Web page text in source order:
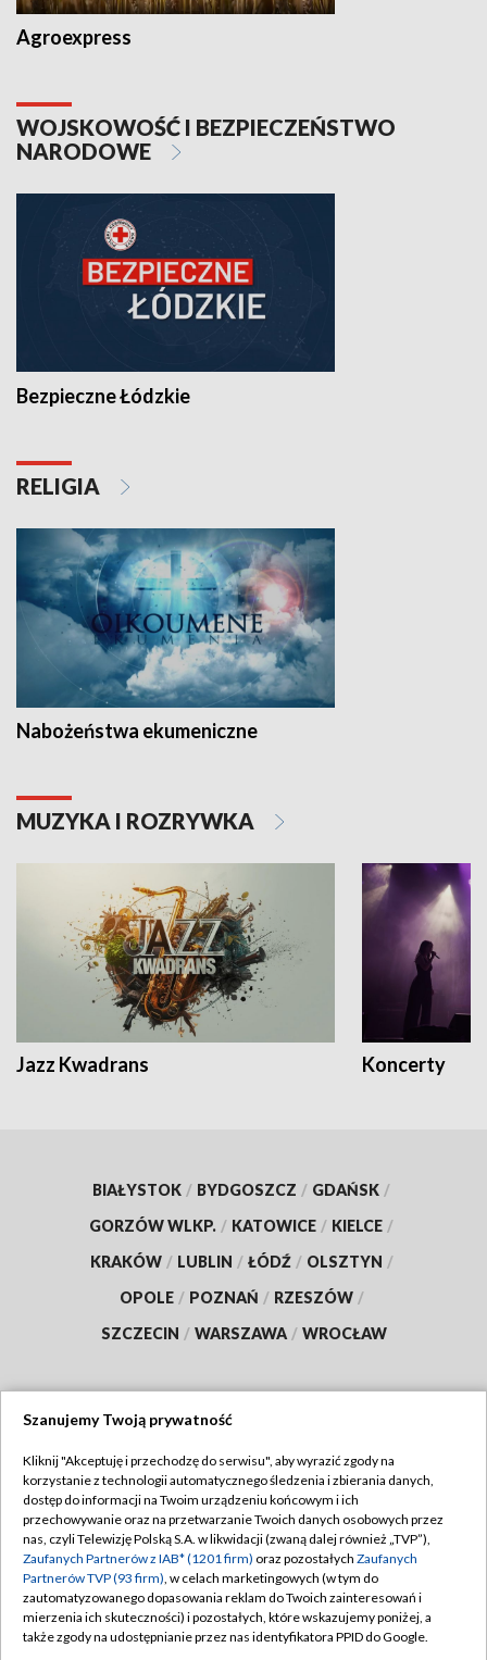
Agroexpress
WOJSKOWOŚĆ I BEZPIECZEŃSTWO
NARODOWE
Bezpieczne Łódzkie
RELIGIA
Nabożeństwa ekumeniczne
MUZYKA I ROZRYWKA
Jazz Kwadrans Koncerty
BIAŁYSTOK / BYDGOSZCZ / GDAŃSK /
GORZÓW WLKP. / KATOWICE / KIELCE /
KRAKÓW / LUBLIN / ŁÓDŹ / OLSZTYN /
OPOLE / POZNAŃ / RZESZÓW /
SZCZECIN / WARSZAWA / WROCŁAW
TVP
Abonament TVP
Emisja w TVP
Centrum informacji TVP
Naziemna Telewizja Cyfrowa
Regulamin TVP
Polityka prywatności
Moje zgody
Pomoc
Szanujemy Twoją prywatność
Kliknij "Akceptuję i przechodzę do serwisu", aby wyrazić zgody na
korzystanie z technologii automatycznego śledzenia i zbierania danych,
dostęp do informacji na Twoim urządzeniu końcowym i ich
przechowywanie oraz na przetwarzanie Twoich danych osobowych przez
nas, czyli Telewizję Polską S.A. w likwidacji (zwaną dalej również „TVP”),
Zaufanych Partnerów z IAB* (1201 firm) oraz pozostałych Zaufanych
Partnerów TVP (93 firm), w celach marketingowych (w tym do
zautomatyzowanego dopasowania reklam do Twoich zainteresowań i
mierzenia ich skuteczności) i pozostałych, które wskazujemy poniżej, a
także zgody na udostępnianie przez nas identyfikatora PPID do Google.